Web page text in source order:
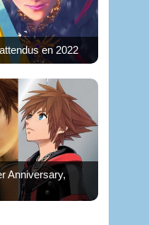
en 2022
Anniversary,